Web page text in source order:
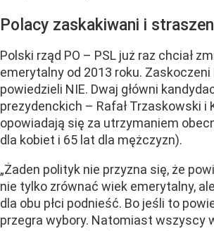
Polacy zaskakiwani i
Polski rząd PO – PSL już raz chciał
emerytalny od 2013 roku.
powiedzieli NIE. Dwaj główni
prezydenckich – Rafał Trzaskowski i
opowiadają się za utrzymaniem
dla kobiet i 65 lat dla mężczyzn).
„Żaden polityk nie przyzna się, że
nie tylko zrównać wiek emerytalny,
dla obu płci podnieść. Bo jeśli to
przegra wybory. Natomiast wszyscy